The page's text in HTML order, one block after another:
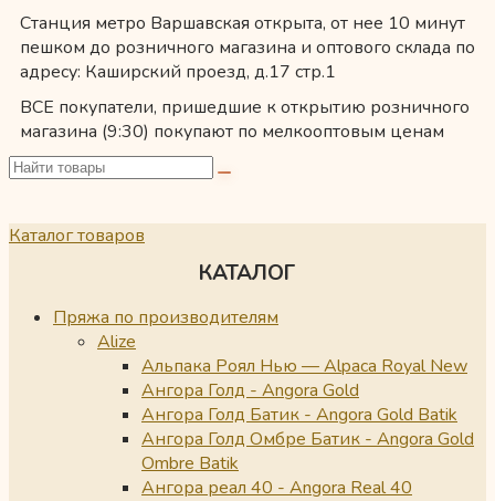
Станция метро Варшавская открыта, от нее 10 минут
пешком до розничного магазина и оптового склада по
адресу: Каширский проезд, д.17 стр.1
ВСЕ покупатели, пришедшие к открытию розничного
магазина (9:30) покупают по мелкооптовым ценам
Каталог товаров
КАТАЛОГ
Пряжа по производителям
Alize
Альпака Роял Нью — Alpaca Royal New
Ангора Голд - Angora Gold
Ангора Голд Батик - Angora Gold Batik
Ангора Голд Омбре Батик - Angora Gold
Ombre Batik
Ангора реал 40 - Angora Real 40